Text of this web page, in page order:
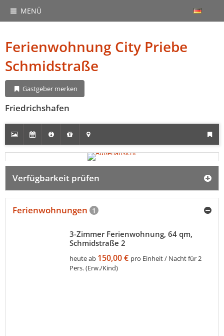
MENÜ
Ferienwohnung City Priebe
Schmidstraße
Gastgeber merken
Friedrichshafen
Verfügbarkeit prüfen
Ferienwohnungen 1
3-Zimmer Ferienwohnung, 64 qm,
Schmidstraße 2
heute ab 150,00 € pro Einheit / Nacht für 2
Pers. (Erw./Kind)